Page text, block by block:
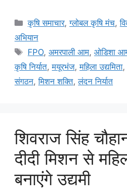
कृषि समाचार,ग्लोबल कृषि मंच,
अभियान
FPO,अमरपाली आम,ओडिशा आम
कृषि निर्यात,मयूरभंज,महिला उद्यमिता,
संगठन,मिशन शक्ति,लंदन निर्यात
शिवराज सिंह
दीदी मिशन से
बनाएंगे उद्यमी